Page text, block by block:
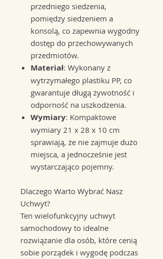
przedniego siedzenia,
pomiędzy siedzeniem a
konsolą, co zapewnia wygodny
dostęp do przechowywanych
przedmiotów.
Materiał: Wykonany z
wytrzymałego plastiku PP, co
gwarantuje długą żywotność i
odporność na uszkodzenia.
Wymiary: Kompaktowe
wymiary 21 x 28 x 10 cm
sprawiają, że nie zajmuje dużo
miejsca, a jednocześnie jest
wystarczająco pojemny.
Dlaczego Warto Wybrać Nasz
Uchwyt?
Ten wielofunkcyjny uchwyt
samochodowy to idealne
rozwiązanie dla osób, które cenią
sobie porządek i wygodę podczas